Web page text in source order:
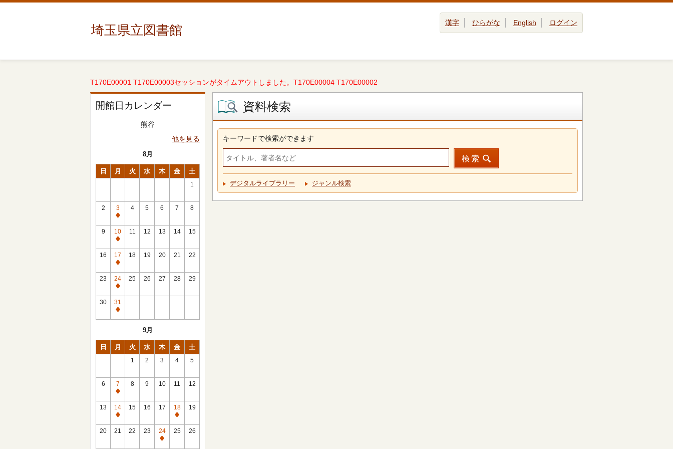
埼玉県立図書館 漢字 ひらがな English ログイン
T170E00001 T170E00003セッションがタイムアウトしました。T170E00004 T170E00002
開館日カレンダー
熊谷
他を見る
8月
日 月 火 水 木 金 土
1
2
3
休
館
日
4 5 6 7 8
9
10
休
館
日
11 12 13 14 15
16
17
休
館
日
18 19 20 21 22
23
24
休
館
日
25 26 27 28 29
30
31
休
9月
日 月 火 水 木 金 土
1 2 3 4 5
6
7
休
館
日
8 9 10 11 12
13
14
休
館
15 16 17
18
休
館
19
20 21 22 23
24
休
25 26
資料検索
キーワードで検索ができます
検索
デジタルライブラリー ジャンル検索